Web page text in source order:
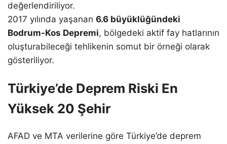
değerlendiriliyor.
2017 yılında yaşanan 6.6 büyüklüğündeki
Bodrum-Kos Depremi, bölgedeki aktif fay hatlarının
oluşturabileceği tehlikenin somut bir örneği olarak
gösteriliyor.
Türkiye’de Deprem Riski En
Yüksek 20 Şehir
AFAD ve MTA verilerine göre Türkiye’de deprem